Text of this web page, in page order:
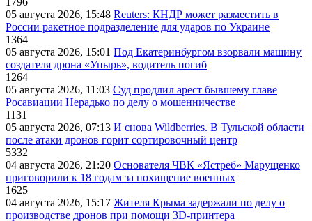
05 августа 2026, 15:48 Reuters: КНДР может разместить в
России ракетное подразделение для ударов по Украине
1364
05 августа 2026, 15:01 Под Екатеринбургом взорвали машину
создателя дрона «Упырь», водитель погиб
1264
05 августа 2026, 11:03 Суд продлил арест бывшему главе
Росавиации Нерадько по делу о мошенничестве
1131
05 августа 2026, 07:13 И снова Wildberries. В Тульской области
после атаки дронов горит сортировочный центр
5332
04 августа 2026, 21:20 Основателя ЧВК «Ястреб» Марущенко
приговорили к 18 годам за похищение военных
1625
04 августа 2026, 15:17 Жителя Крыма задержали по делу о
производстве дронов при помощи 3D‑принтера